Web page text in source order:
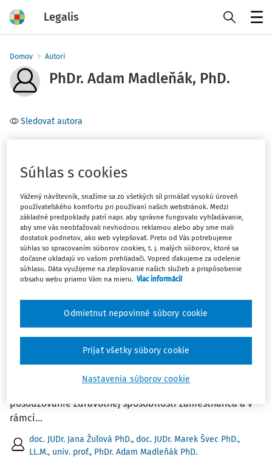
Legalis
Domov Autori
PhDr. Adam Madleňák, PhD.
Sledovať autora
Pracovné právo
Filter
Počet vyhľadaných dokumentov:1
Zoradiť podľa:
Najnovšie
Najstaršie
Účasť zamestnanca na štrajku ako
prekážka v práci.
Príspevok bol spracovaný v rámci riešenia grantového
posudzovanie zdravotnej spôsobilosti zamestnanca a v
rámci...
doc. JUDr. Jana Žuľová PhD., doc. JUDr. Marek Švec PhD.,
LL.M., univ. prof., PhDr. Adam Madleňák PhD.
Súhlas s cookies
Vážený návštevník, snažíme sa zo všetkých síl prinášať vysokú úroveň
používateľského komfortu pri používaní našich webstránok. Medzi
základné predpoklady patrí napr. aby správne fungovalo vyhľadávanie,
aby sme vás neobťažovali nevhodnou reklamou alebo aby sme mali
dostatok podnetov, ako web vylepšovať. Preto od Vás potrebujeme
súhlas so spracovaním súborov cookies, t. j. malých súborov, ktoré sa
dočasne ukladajú vo vašom prehliadači. Vopred ďakujeme za udelenie
súhlasu. Dáta využijeme na zlepšovanie našich služieb a prispôsobenie
obsahu webu priamo Vám na mieru. Viac informácií
Nastavenia súborov cookie
Odmietnut nepovinné súbory cookie
Prijať všetky súbory cookie